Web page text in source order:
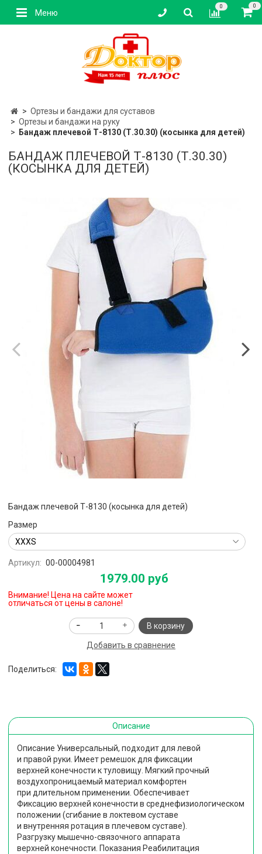
Меню
0 0
Ортезы и бандажи для суставов
Ортезы и бандажи на руку
Бандаж плечевой Т-8130 (Т.30.30) (косынка для детей)
БАНДАЖ ПЛЕЧЕВОЙ Т-8130 (Т.30.30)
(КОСЫНКА ДЛЯ ДЕТЕЙ)
Бандаж плечевой Т-8130 (косынка для детей)
Размер
Артикул: 00-00004981
1979.00 руб
Внимание! Цена на сайте может
отличаться от цены в салоне!
В корзину
Добавить в сравнение
Поделиться:
Описание
Описание Универсальный, подходит для левой
и правой руки. Имеет ремешок для фиксации
верхней конечности к туловищу. Мягкий прочный
воздухопроницаемый материал комфортен
при длительном применении. Обеспечивает
Фиксацию верхней конечности в среднефизиологическом
положении (сгибание в локтевом суставе
и внутренняя ротация в плечевом суставе).
Разгрузку мышечно-связочного аппарата
верхней конечности. Показания Реабилитация